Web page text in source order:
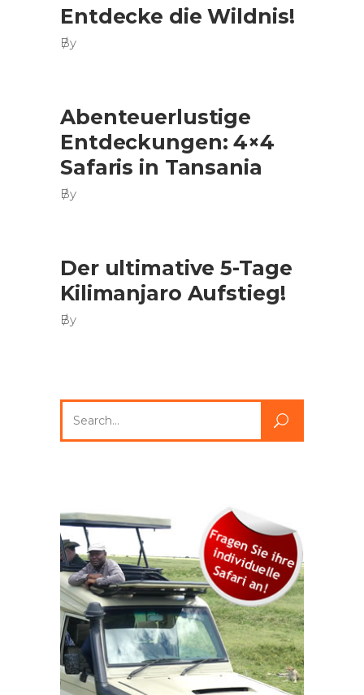
Entdecke die Wildnis!
By
Abenteuerlustige
Entdeckungen: 4×4
Safaris in Tansania
By
Der ultimative 5-Tage
Kilimanjaro Aufstieg!
By
for: